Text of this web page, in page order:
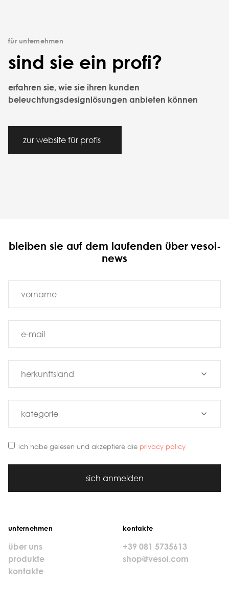
für unternehmen
sind sie ein profi?
erfahren sie, wie sie ihren kunden
beleuchtungsdesignlösungen anbieten können
zur website für profis
bleiben sie auf dem laufenden über vesoi-
news
ich habe gelesen und akzeptiere die privacy policy
sich anmelden
unternehmen
über uns
produkte
kontakte
kontakte
+39 081 5735613
shop@vesoi.com